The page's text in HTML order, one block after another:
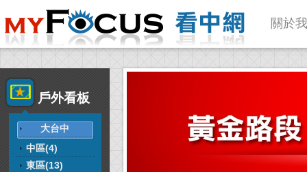
關於
戶外看板
大台中
中區(4)
東區(13)